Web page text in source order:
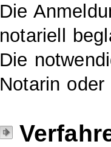
Die
notariell
Die
Notarin